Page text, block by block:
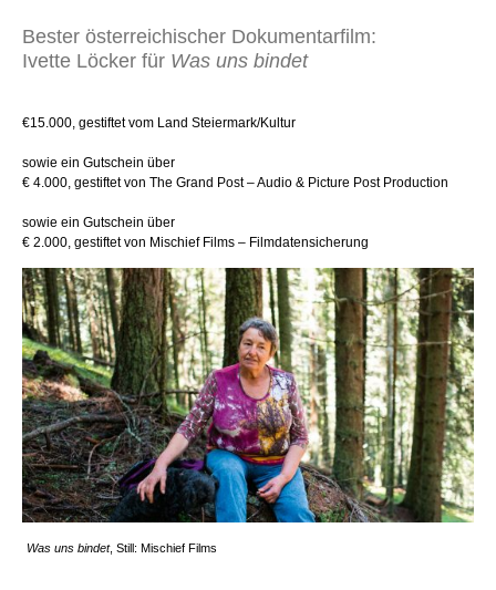
Bester österreichischer Dokumentarfilm:
Ivette Löcker für Was uns bindet
€15.000, gestiftet vom Land Steiermark/Kultur
sowie ein Gutschein über
€ 4.000, gestiftet von The Grand Post – Audio & Picture Post Production
sowie ein Gutschein über
€ 2.000, gestiftet von Mischief Films – Filmdatensicherung
Was uns bindet, Still: Mischief Films